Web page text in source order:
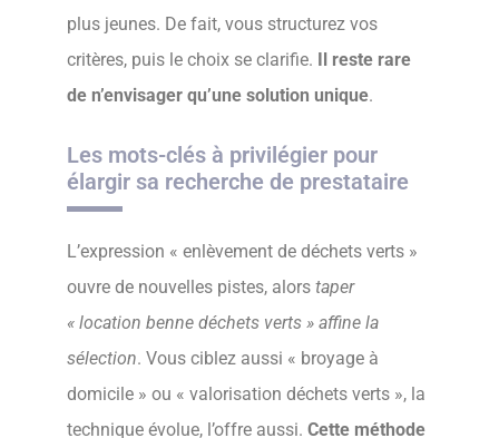
plus jeunes. De fait, vous structurez vos
critères, puis le choix se clarifie.
Il reste rare
de n’envisager qu’une solution unique.
Les mots-clés à privilégier pour
élargir sa recherche de prestataire
L’expression « enlèvement de déchets verts »
ouvre de nouvelles pistes, alors taper
« location benne déchets verts » affine la
sélection. Vous ciblez aussi « broyage à
domicile » ou « valorisation déchets verts », la
technique évolue, l’offre aussi. Cette méthode